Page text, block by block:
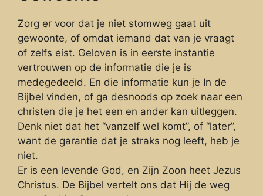
Zorg er voor dat je niet stomweg gaat uit
gewoonte, of omdat iemand dat van je vraagt
of zelfs eist. Geloven is in eerste instantie
vertrouwen op de informatie die je is
medegedeeld. En die informatie kun je In de
Bijbel vinden, of ga desnoods op zoek naar een
christen die je het een en ander kan uitleggen.
Denk niet dat het “vanzelf wel komt”, of “later”,
want de garantie dat je straks nog leeft, heb je
niet.
Er is een levende God, en Zijn Zoon heet Jezus
Christus. De Bijbel vertelt ons dat Hij de weg